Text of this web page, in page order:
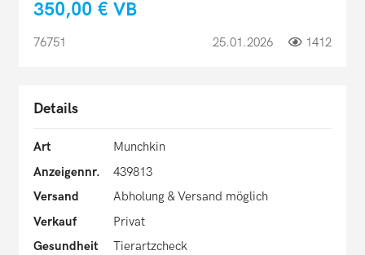
350,00 € VB
76751 25.01.2026 1412
Details
Art
Munchkin
Anzeigennr.
439813
Versand
Abholung & Versand möglich
Verkauf
Privat
Gesundheit
Tierartzcheck